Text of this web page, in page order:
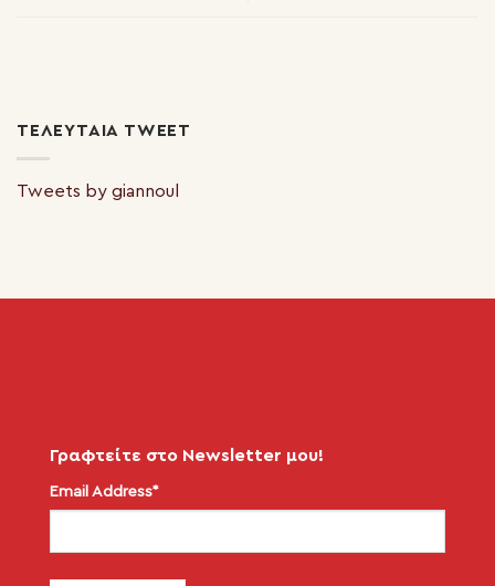
ΤΕΛΕΥΤΑΊΑ TWEET
Tweets by giannoul
Γραφτείτε στο Newsletter μου!
Email Address*